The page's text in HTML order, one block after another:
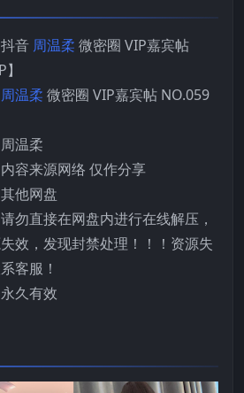
音 周温柔 微密圈 VIP嘉宾帖
周温柔 微密圈 VIP嘉宾帖 NO.059
温柔
内容来源网络 仅作分享
他网盘
勿直接在网盘内进行在线解压，
效，发现封禁处理！！！资源失
客服！
久有效